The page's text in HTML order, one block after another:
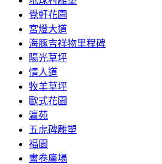
覺軒花園
宮燈大道
海豚吉祥物里程碑
陽光草坪
情人道
牧羊草坪
歐式花園
瀛苑
五虎碑雕塑
福園
書卷廣場